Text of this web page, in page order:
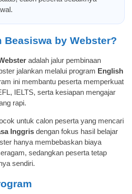
Beasiswa by Webster?
adalah jalur pembinaan
jalankan melalui program English
ini membantu peserta memperkuat
IELTS, serta kesiapan mengajar
rapi.
untuk calon peserta yang mencari
Inggris dengan fokus hasil belajar
hanya membebaskan biaya
sedangkan peserta tetap
sendiri.